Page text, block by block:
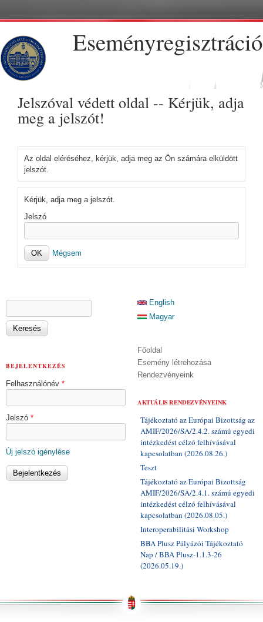
Eseményregisztráció
Jelszóval védett oldal -- Kérjük, adja
meg a jelszót!
Az oldal eléréséhez, kérjük, adja meg az Ön számára elküldött
jelszót.
Kérjük, adja meg a jelszót.
Jelszó
Mégsem
KERESÉS ŰRLAP
BEJELENTKEZÉS
Felhasználónév *
Jelszó *
Új jelszó igénylése
English
Magyar
Főoldal
Esemény létrehozása
Rendezvényeink
AKTUÁLIS RENDEZVÉNYEINK
Tájékoztató az Európai Bizottság az
AMIF/2026/SA/2.4.2. számú egyedi
intézkedést célzó felhívásával
kapcsolatban (2026.08.26.)
Teszt
Tájékoztató az Európai Bizottság
AMIF/2026/SA/2.4.1. számú egyedi
intézkedést célzó felhívásával
kapcsolatban (2026.08.05.)
Interoperabilitási Workshop
BBA Plusz Pályázói Tájékoztató
Nap / BBA Plusz-1.1.3-26
(2026.05.19.)